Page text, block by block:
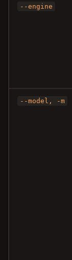
--engine
--model, -m